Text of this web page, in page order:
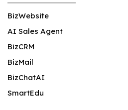
BizWebsite
AI Sales Agent
BizCRM
BizMail
BizChatAI
SmartEdu